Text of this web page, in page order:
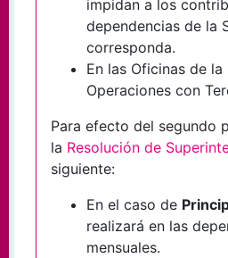
impidan a los
dependencias de la
corresponda.
En las Oficinas de
Operaciones con
Para efecto del segundo
la Resolución de
siguiente:
En el caso de
realizará en las
mensuales.